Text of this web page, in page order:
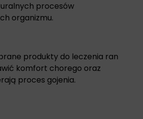
procesów
organizmu.
produkty do leczenia ran
komfort chorego oraz
proces gojenia.